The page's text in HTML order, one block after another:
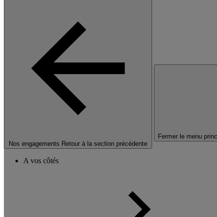
Nos engagements Retour à la section précédente
Fermer le menu
A vos côtés